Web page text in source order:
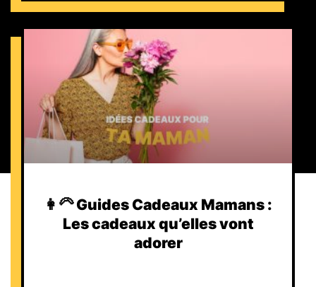
👩‍🦳 Guides Cadeaux Mamans :
Les cadeaux qu’elles vont
adorer